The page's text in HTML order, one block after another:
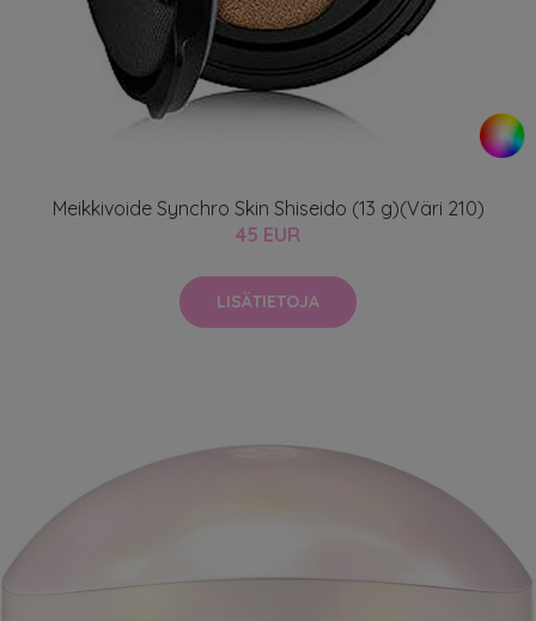
Meikkivoide Synchro Skin Shiseido (13 g)(Väri 210)
45 EUR
LISÄTIETOJA